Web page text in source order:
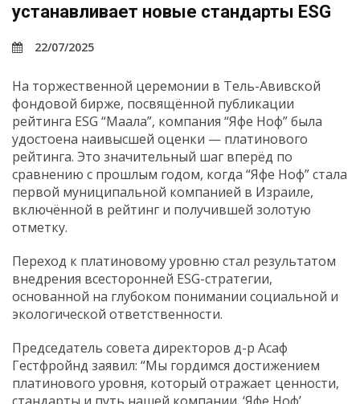
устанавливает новые стандарты ESG
22/07/2025
На торжественной церемонии в Тель-Авивской
фондовой бирже, посвящённой публикации
рейтинга ESG “Маала”, компания “Яфе Ноф” была
удостоена наивысшей оценки — платинового
рейтинга. Это значительный шаг вперёд по
сравнению с прошлым годом, когда “Яфе Ноф” стала
первой муниципальной компанией в Израиле,
включённой в рейтинг и получившей золотую
отметку.
Переход к платиновому уровню стал результатом
внедрения всесторонней ESG-стратегии,
основанной на глубоком понимании социальной и
экологической ответственности.
Председатель совета директоров д-р Асаф
Гестфройнд заявил: “Мы гордимся достижением
платинового уровня, который отражает ценности,